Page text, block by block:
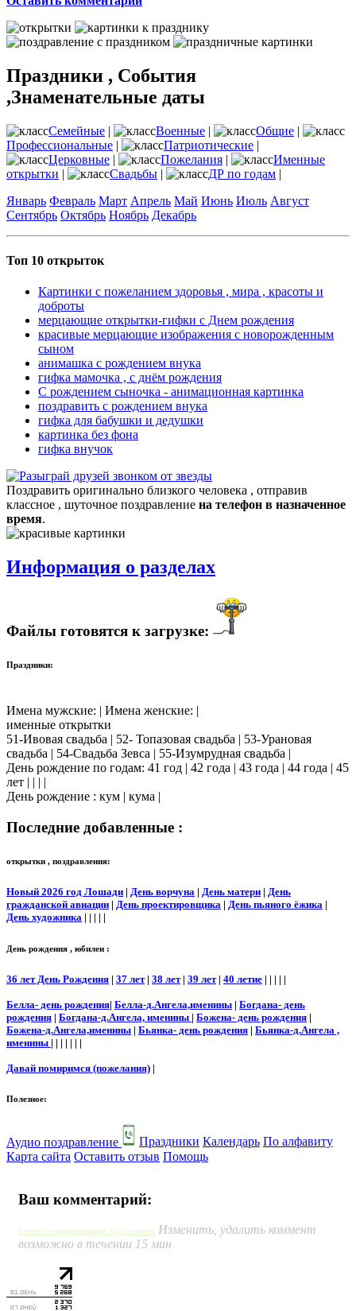
Праздники , События
,Знаменательные даты
Семейные | Военные | Общие |
Профессиональные | Патриотические |
Церковные | Пожелания |
Именные
открытки | Свадьбы | ДР по годам |
Январь Февраль Март Апрель Май Июнь Июль Август
Сентябрь Октябрь Ноябрь Декабрь
Топ 10 открыток
Картинки с пожеланием здоровья , мира , красоты и
доброты
мерцающие открытки-гифки с Днем рождения
красивые мерцающие изображения с новорожденным
сыном
анимашка с рождением внука
гифка мамочка , с днём рождения
С рождением сыночка - анимационная картинка
поздравить с рождением внука
гифка для бабушки и дедушки
картинка без фона
гифка внучок
Поздравить оригинально близкого человека , отправив
классное , шуточное поздравление на телефон в назначенное
время.
Информация о разделах
Файлы готовятся к загрузке:
Праздники:
Имена мужские: | Имена женские: |
именные открытки
51-Ивовая свадьба | 52- Топазовая свадьба | 53-Урановая
свадьба | 54-Свадьба Зевса | 55-Изумрудная свадьба |
День рождение по годам: 41 год | 42 года | 43 года | 44 года | 45
лет | | | |
День рождение : кум | кума |
Последние добавленные :
открытки , поздравления:
Новый 2026 год Лошади | День ворчуна | День матери | День
гражданской авиации | День проектировщика | День пьяного ёжика |
День художника | | | | |
День рождения , юбилеи :
36 лет День Рождения | 37 лет| 38 лет| 39 лет| 40 летие | | | | |
Белла- день рождения| Белла-д.Ангела,именины | Богдана- день
рождения | Богдана-д.Ангела, именины | Божена- день рождения |
Божена-д.Ангела,именины | Бьянка- день рождения | Бьянка-д.Ангела ,
именины | | | | | | |
Давай помиримся (пожелания) |
Полезное:
Аудио поздравление Праздники Календарь По алфавиту
Карта сайта Оставить отзыв Помощь
Ваш комментарий:
Система комментирования SigComments Изменить, удалить коммент
возможно в течении 15 мин